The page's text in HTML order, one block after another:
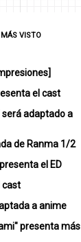
MÁS VISTO
el cast
será adaptado a
de Ranma 1/2
el ED
cast
a anime
presenta más